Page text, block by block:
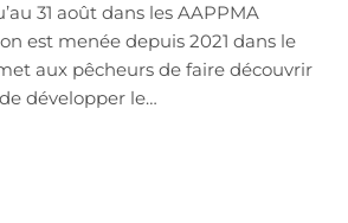
31 août dans les AAPPMA
est menée depuis 2021 dans le
aux pêcheurs de faire découvrir
développer le…